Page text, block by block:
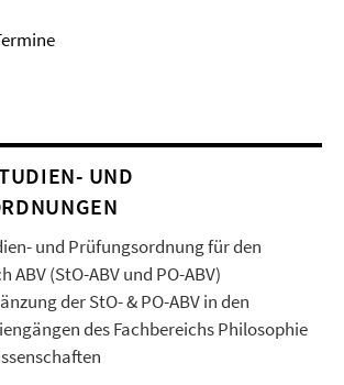
UND
und Prüfungsordnung für den
ABV (StO-ABV und PO-ABV)
der StO- & PO-ABV in den
des Fachbereichs Philosophie